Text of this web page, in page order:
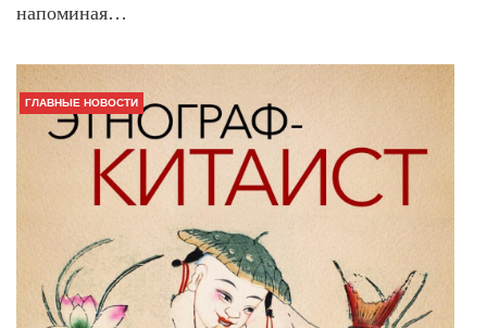
напоминая…
ГЛАВНЫЕ НОВОСТИ